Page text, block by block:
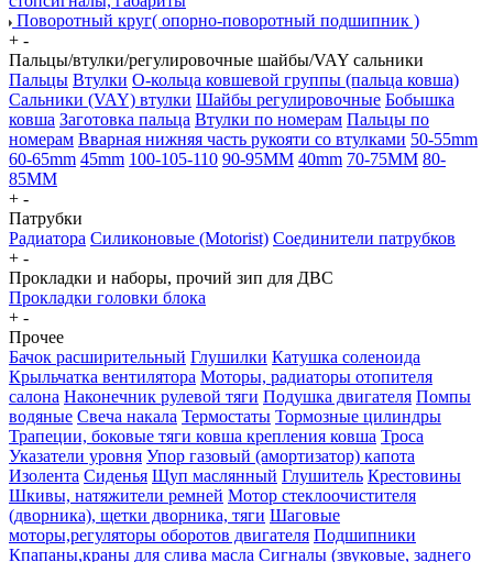
Поворотный круг( опорно-поворотный подшипник )
+ -
Пальцы/втулки/регулировочные шайбы/VAY сальники
Пальцы Втулки О-кольца ковшевой группы (пальца ковша)
Сальники (VAY) втулки Шайбы регулировочные Бобышка
ковша Заготовка пальца Втулки по номерам Пальцы по
номерам Вварная нижняя часть рукояти со втулками 50-55mm
60-65mm 45mm 100-105-110 90-95MM 40mm 70-75MM 80-
85MM
+ -
Патрубки
Радиатора Силиконовые (Motorist) Соединители патрубков
+ -
Прокладки и наборы, прочий зип для ДВС
Прокладки головки блока
+ -
Прочее
Бачок расширительный Глушилки Катушка соленоида
Крыльчатка вентилятора Моторы, радиаторы отопителя
салона Наконечник рулевой тяги Подушка двигателя Помпы
водяные Свеча накала Термостаты Тормозные цилиндры
Трапеции, боковые тяги ковша крепления ковша Троса
Указатели уровня Упор газовый (амортизатор) капота
Изолента Сиденья Щуп маслянный Глушитель Крестовины
Шкивы, натяжители ремней Мотор стеклоочистителя
(дворника), щетки дворника, тяги Шаговые
моторы,регуляторы оборотов двигателя Подшипники
Кпапаны,краны для слива масла Сигналы (звуковые, заднего